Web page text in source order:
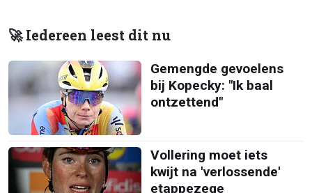
🚀 Iedereen leest dit nu
Gemengde gevoelens
bij Kopecky: "Ik baal
ontzettend"
Vollering moet iets
kwijt na 'verlossende'
etappezege